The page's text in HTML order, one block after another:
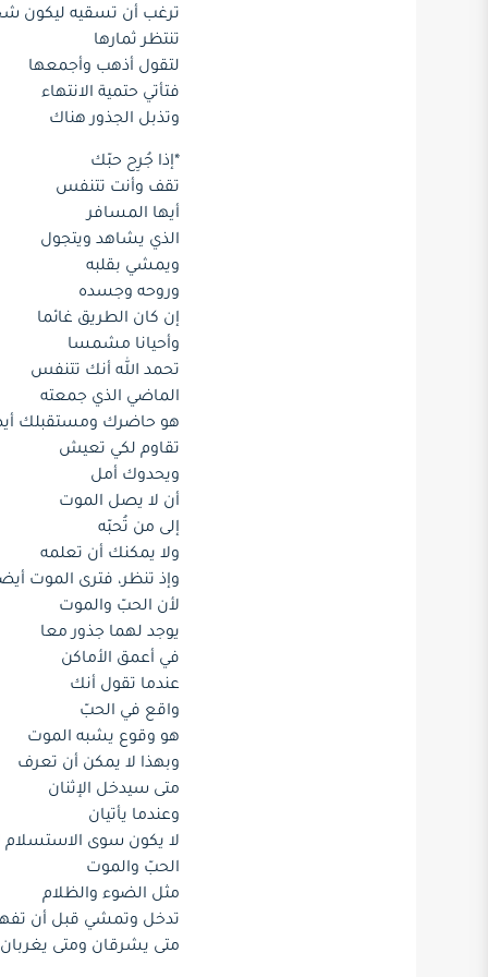
ترغب أن تسقيه ليكون
تنتظر ثمارها
لتقول أذهب وأجمعها
فتأتي حتمية الانتهاء
وتذبل الجذور هناك
*إذا جُرِح حبّك
تقف وأنت تتنفس
أيها المسافر
الذي يشاهد ويتجول
ويمشي بقلبه
وروحه وجسده
إن كان الطريق غائما
وأحيانا مشمسا
تحمد الله أنك تتنفس
الماضي الذي جمعته
هو حاضرك ومستقبلك
تقاوم لكي تعيش
ويحدوك أمل
أن لا يصل الموت
إلى من تُحبّه
ولا يمكنك أن تعلمه
وإذ تنظر، فترى الموت
لأن الحبّ والموت
يوجد لهما جذور معا
في أعمق الأماكن
عندما تقول أنك
واقع في الحبّ
هو وقوع يشبه الموت
وبهذا لا يمكن أن تعرف
متى سيدخل الإثنان
وعندما يأتيان
لا يكون سوى الاستسلام
الحبّ والموت
مثل الضوء والظلام
تدخل وتمشي قبل أن
متى يشرقان ومتى يغربان